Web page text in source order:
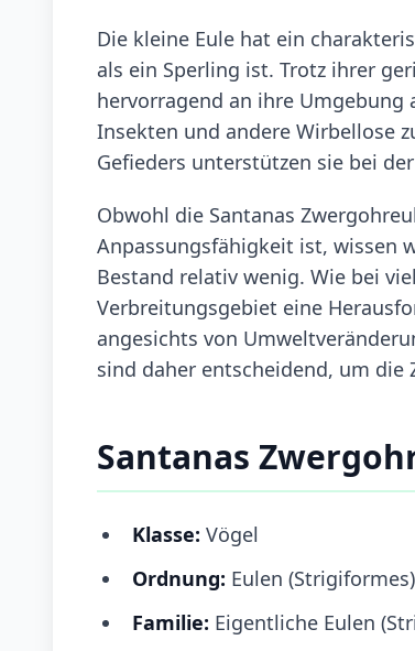
Die kleine Eule hat ein
als ein Sperling ist. Trotz ihrer
hervorragend an ihre
Insekten und andere Wirbellose
Gefieders unterstützen sie bei
Obwohl die Santanas
Anpassungsfähigkeit ist, wissen
Bestand relativ wenig. Wie bei
Verbreitungsgebiet eine
angesichts von
sind daher entscheidend, um die
Santanas
Klasse: Vögel
Ordnung: Eulen (Strigiformes)
Familie: Eigentliche Eulen